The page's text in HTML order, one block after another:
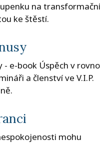
na transformační
ke štěstí.
- e-book Úspěch v
a členství ve V.I.P.
mohu